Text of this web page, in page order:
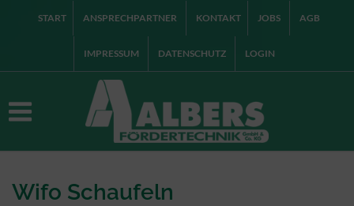
START ANSPRECHPARTNER KONTAKT JOBS AGB
IMPRESSUM DATENSCHUTZ LOGIN
Wifo Schaufeln